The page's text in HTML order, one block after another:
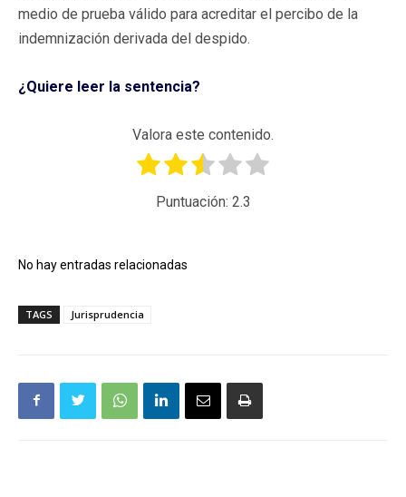
medio de prueba válido para acreditar el percibo de la
indemnización derivada del despido.
¿Quiere leer la sentencia?
Valora este contenido.
Puntuación: 2.3
No hay entradas relacionadas
TAGS Jurisprudencia